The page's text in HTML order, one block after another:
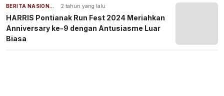
BERITA NASIONAL 2 tahun yang lalu
HARRIS Pontianak Run Fest 2024 Meriahkan
Anniversary ke-9 dengan Antusiasme Luar
Biasa